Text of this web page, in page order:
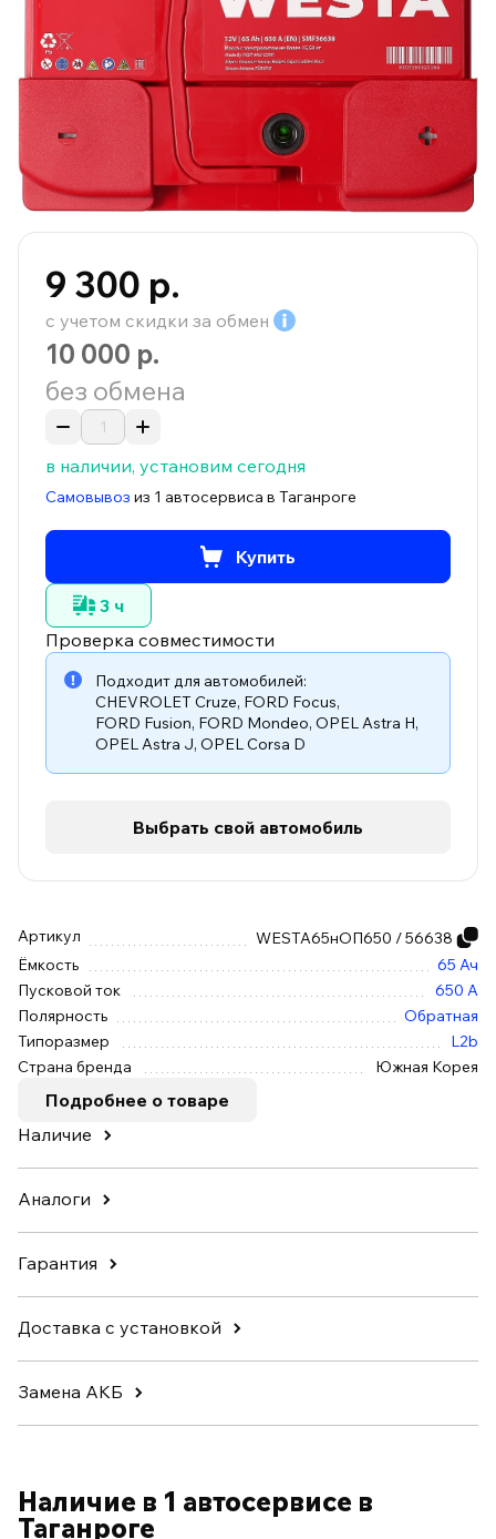
Артикул
WESTA65нОП650 / 56638
Ёмкость
65 Ач
Пусковой ток
650 А
Полярность
Обратная
Типоразмер
L2b
Страна бренда
Южная Корея
Подробнее о товаре
Наличие
Аналоги
Гарантия
Доставка с установкой
Замена АКБ
9 300 р.
с учетом скидки за обмен
10 000 р.
без обмена
в наличии, установим сегодня
Самовывоз из 1 автосервиса в Таганроге
Купить
3 ч
Проверка совместимости
Подходит для автомобилей:
CHEVROLET Cruze, FORD Focus,
FORD Fusion, FORD Mondeo, OPEL Astra H,
OPEL Astra J, OPEL Corsa D
Выбрать свой автомобиль
Наличие в 1 автосервисе в
Таганроге